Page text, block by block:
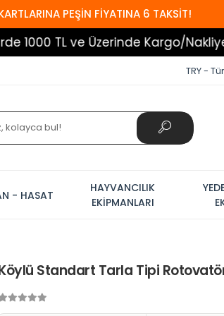
PEŞİN FİYATINA 6 TAKSİT!
Üzerinde Kargo/Nakliye Bedava!
TRY -
- HASAT
HAYVANCILIK
EKİPMANLARI
Standart Tarla Tipi